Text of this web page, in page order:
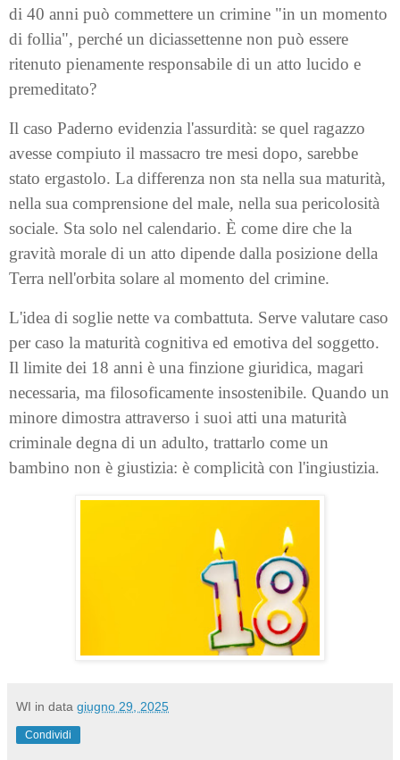
di 40 anni può commettere un crimine "in un momento
di follia", perché un diciassettenne non può essere
ritenuto pienamente responsabile di un atto lucido e
premeditato?
Il caso Paderno evidenzia l'assurdità: se quel ragazzo
avesse compiuto il massacro tre mesi dopo, sarebbe
stato ergastolo. La differenza non sta nella sua maturità,
nella sua comprensione del male, nella sua pericolosità
sociale. Sta solo nel calendario. È come dire che la
gravità morale di un atto dipende dalla posizione della
Terra nell'orbita solare al momento del crimine.
L'idea di soglie nette va combattuta. Serve valutare caso
per caso la maturità cognitiva ed emotiva del soggetto.
Il limite dei 18 anni è una finzione giuridica, magari
necessaria, ma filosoficamente insostenibile. Quando un
minore dimostra attraverso i suoi atti una maturità
criminale degna di un adulto, trattarlo come un
bambino non è giustizia: è complicità con l'ingiustizia.
WI in data giugno 29, 2025
Condividi